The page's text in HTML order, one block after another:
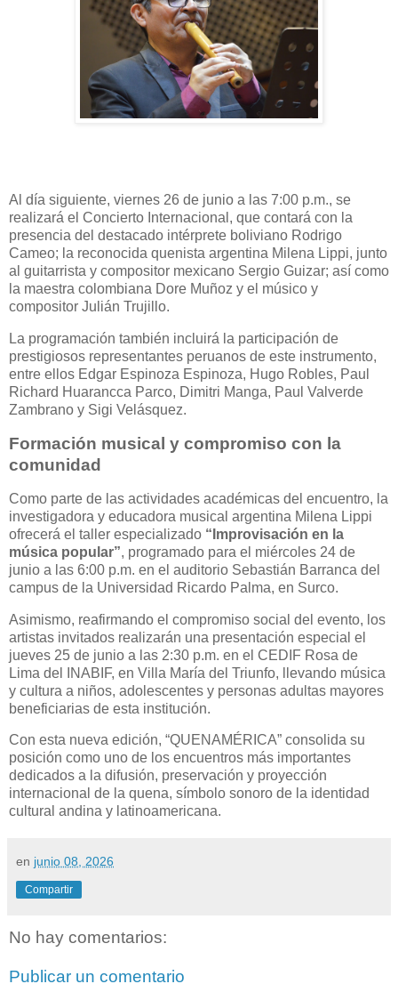
Al día siguiente, viernes 26 de junio a las 7:00 p.m., se
realizará el Concierto Internacional, que contará con la
presencia del destacado intérprete boliviano Rodrigo
Cameo; la reconocida quenista argentina Milena Lippi, junto
al guitarrista y compositor mexicano Sergio Guizar; así como
la maestra colombiana Dore Muñoz y el músico y
compositor Julián Trujillo.
La programación también incluirá la participación de
prestigiosos representantes peruanos de este instrumento,
entre ellos Edgar Espinoza Espinoza, Hugo Robles, Paul
Richard Huarancca Parco, Dimitri Manga, Paul Valverde
Zambrano y Sigi Velásquez.
Formación musical y compromiso con la
comunidad
Como parte de las actividades académicas del encuentro, la
investigadora y educadora musical argentina Milena Lippi
ofrecerá el taller especializado “Improvisación en la
música popular”, programado para el miércoles 24 de
junio a las 6:00 p.m. en el auditorio Sebastián Barranca del
campus de la Universidad Ricardo Palma, en Surco.
Asimismo, reafirmando el compromiso social del evento, los
artistas invitados realizarán una presentación especial el
jueves 25 de junio a las 2:30 p.m. en el CEDIF Rosa de
Lima del INABIF, en Villa María del Triunfo, llevando música
y cultura a niños, adolescentes y personas adultas mayores
beneficiarias de esta institución.
Con esta nueva edición, “QUENAMÉRICA” consolida su
posición como uno de los encuentros más importantes
dedicados a la difusión, preservación y proyección
internacional de la quena, símbolo sonoro de la identidad
cultural andina y latinoamericana.
en junio 08, 2026
Compartir
No hay comentarios:
Publicar un comentario